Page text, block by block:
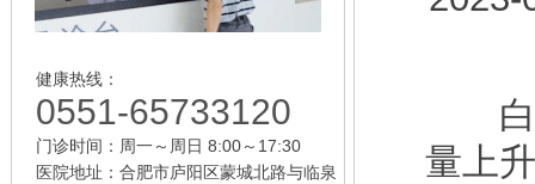
健康热线：
0551-65733120
门诊时间：周一～周日 8:00～17:30
医院地址：合肥市庐阳区蒙城北路与临泉
白癜
量上